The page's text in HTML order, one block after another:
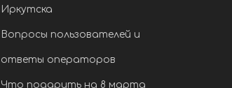
Иркутска
Вопросы пользователей и
ответы операторов
Что подарить на 8 марта